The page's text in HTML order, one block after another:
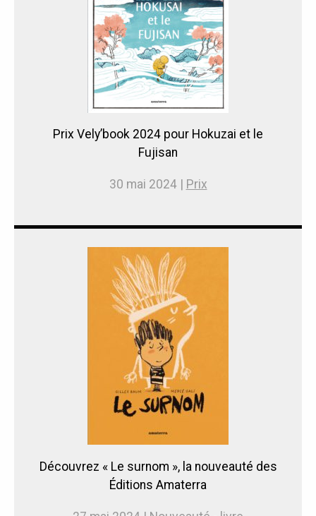
Prix Vely’book 2024 pour Hokuzai et le
Fujisan
30 mai 2024 | Prix
Découvrez « Le surnom », la nouveauté des
Éditions Amaterra